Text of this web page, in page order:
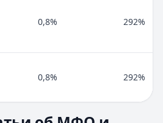
0,8% 292%
0,8% 292%